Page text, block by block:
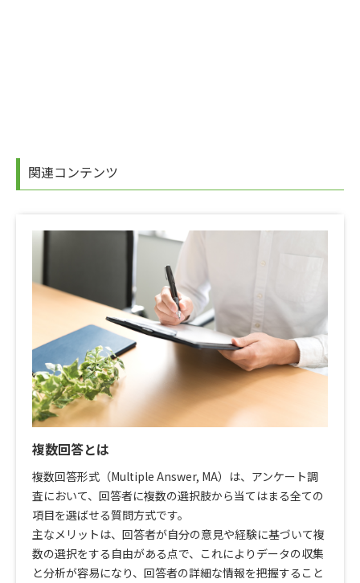
関連コンテンツ
複数回答とは
複数回答形式（Multiple Answer, MA）は、アンケート調
査において、回答者に複数の選択肢から当てはまる全ての
項目を選ばせる質問方式です。
主なメリットは、回答者が自分の意見や経験に基づいて複
数の選択をする自由がある点で、これによりデータの収集
と分析が容易になり、回答者の詳細な情報を把握すること